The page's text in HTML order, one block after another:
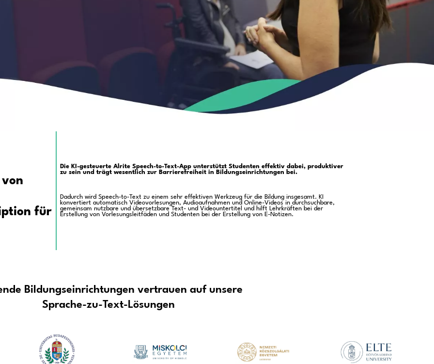
–
von
Transkription für
Die KI-gesteuerte Alrite Speech-to-Text-App unterstützt Studenten
zu sein und trägt wesentlich zur Barrierefreiheit in
konvertiert automatisch Videovorlesungen, Audioaufnahmen und Online-
gemeinsam nutzbare und übersetzbare Text- und Videountertitel und hilft
Erstellung von Vorlesungsleitfäden und Studenten bei der Erstellung von